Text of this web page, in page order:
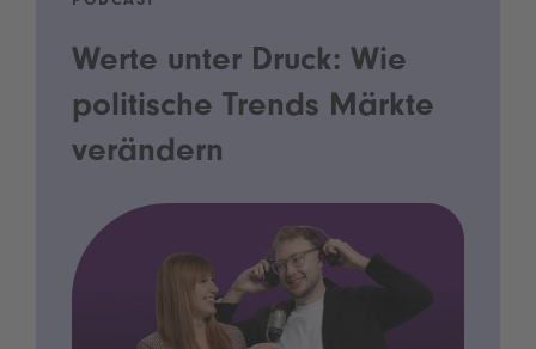
Werte unter Druck: Wie
politische Trends Märkte
verändern